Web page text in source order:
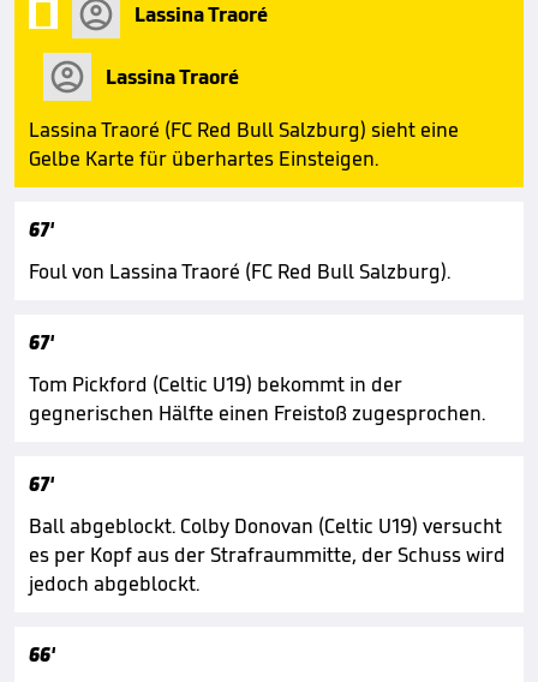
Lassina Traoré
Lassina Traoré
Lassina Traoré (FC Red Bull Salzburg) sieht eine
Gelbe Karte für überhartes Einsteigen.
67'
Foul von Lassina Traoré (FC Red Bull Salzburg).
67'
Tom Pickford (Celtic U19) bekommt in der
gegnerischen Hälfte einen Freistoß zugesprochen.
67'
Ball abgeblockt. Colby Donovan (Celtic U19) versucht
es per Kopf aus der Strafraummitte, der Schuss wird
jedoch abgeblockt.
66'